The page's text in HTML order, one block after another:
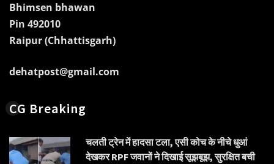
Bhimsen bhawan
Pin 492010
Raipur (Chhattisgarh)
dehatpost@gmail.com
CG Breaking
चलती ट्रेन में हादसा टला, एसी कोच के नीचे धुआं
देखकर RPF जवानों ने दिखाई सूझबूझ, सुरक्षित बची